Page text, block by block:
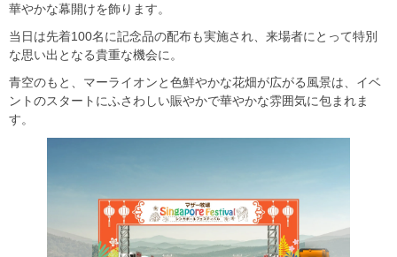
華やかな幕開けを飾ります。
当日は先着100名に記念品の配布も実施され、来場者にとって特別
な思い出となる貴重な機会に。
青空のもと、マーライオンと色鮮やかな花畑が広がる風景は、イベ
ントのスタートにふさわしい賑やかで華やかな雰囲気に包まれま
す。